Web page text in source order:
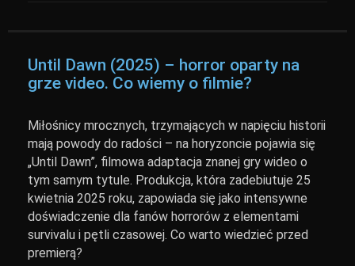
Until Dawn (2025) – horror oparty na
grze video. Co wiemy o filmie?
Miłośnicy mrocznych, trzymających w napięciu historii
mają powody do radości – na horyzoncie pojawia się
„Until Dawn”, filmowa adaptacja znanej gry wideo o
tym samym tytule. Produkcja, która zadebiutuje 25
kwietnia 2025 roku, zapowiada się jako intensywne
doświadczenie dla fanów horrorów z elementami
survivalu i pętli czasowej. Co warto wiedzieć przed
premierą?